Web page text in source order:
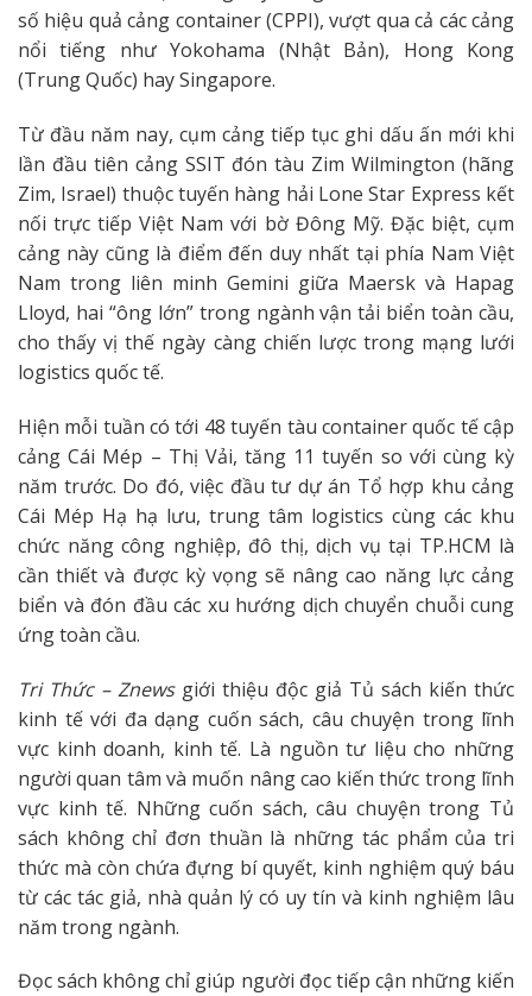
số hiệu quả cảng container (CPPI), vượt qua cả các cảng
nổi tiếng như Yokohama (Nhật Bản), Hong Kong
(Trung Quốc) hay Singapore.
Từ đầu năm nay, cụm cảng tiếp tục ghi dấu ấn mới khi
lần đầu tiên cảng SSIT đón tàu Zim Wilmington (hãng
Zim, Israel) thuộc tuyến hàng hải Lone Star Express kết
nối trực tiếp Việt Nam với bờ Đông Mỹ. Đặc biệt, cụm
cảng này cũng là điểm đến duy nhất tại phía Nam Việt
Nam trong liên minh Gemini giữa Maersk và Hapag
Lloyd, hai “ông lớn” trong ngành vận tải biển toàn cầu,
cho thấy vị thế ngày càng chiến lược trong mạng lưới
logistics quốc tế.
Hiện mỗi tuần có tới 48 tuyến tàu container quốc tế cập
cảng Cái Mép – Thị Vải, tăng 11 tuyến so với cùng kỳ
năm trước. Do đó, việc đầu tư dự án Tổ hợp khu cảng
Cái Mép Hạ hạ lưu, trung tâm logistics cùng các khu
chức năng công nghiệp, đô thị, dịch vụ tại TP.HCM là
cần thiết và được kỳ vọng sẽ nâng cao năng lực cảng
biển và đón đầu các xu hướng dịch chuyển chuỗi cung
ứng toàn cầu.
Tri Thức – Znewsgiới thiệu độc giả Tủ sách kiến thức
kinh tế với đa dạng cuốn sách, câu chuyện trong lĩnh
vực kinh doanh, kinh tế. Là nguồn tư liệu cho những
người quan tâm và muốn nâng cao kiến thức trong lĩnh
vực kinh tế. Những cuốn sách, câu chuyện trong Tủ
sách không chỉ đơn thuần là những tác phẩm của tri
thức mà còn chứa đựng bí quyết, kinh nghiệm quý báu
từ các tác giả, nhà quản lý có uy tín và kinh nghiệm lâu
năm trong ngành.
Đọc sách không chỉ giúp người đọc tiếp cận những kiến